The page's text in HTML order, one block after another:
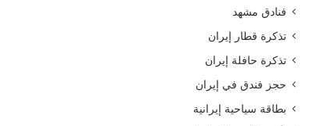
فنادق مشهد
تذكرة قطار إيران
تذكرة حافلة إيران
حجز فندق في إيران
بطاقة سياحية إيرانية